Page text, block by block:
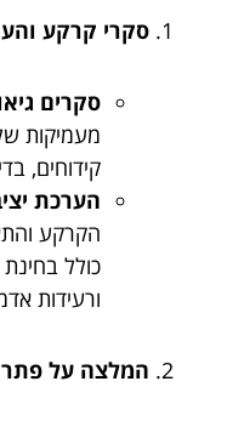
סקרי קרקע
סקרים
מעמיקות
קידוחים,
הערכת
הקרקע
כולל
ורעידות
המלצה על